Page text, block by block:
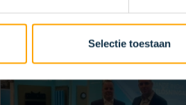
Selectie toestaan